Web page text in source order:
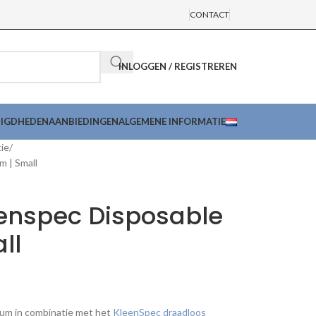
CONTACT
INLOGGEN / REGISTREREN
AANBIEDINGENALGEMENE INFORMATIE
| Small
Disposable
in combinatie met het KleenSpec draadloos